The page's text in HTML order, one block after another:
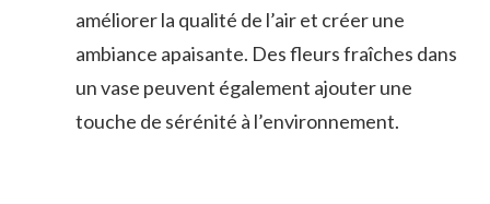
améliorer la qualité de l’air et créer une
ambiance apaisante. ‍Des fleurs fraîches dans
un‌ vase peuvent également ajouter une
touche de sérénité à⁤ l’environnement.